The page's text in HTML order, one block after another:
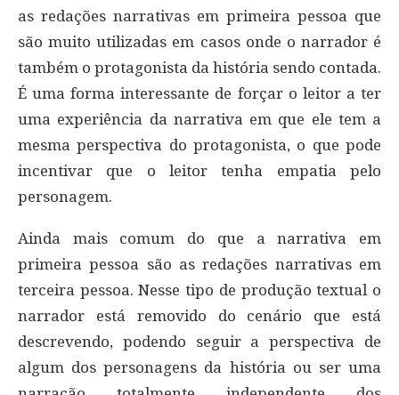
as redações narrativas em primeira pessoa que
são muito utilizadas em casos onde o narrador é
também o protagonista da história sendo contada.
É uma forma interessante de forçar o leitor a ter
uma experiência da narrativa em que ele tem a
mesma perspectiva do protagonista, o que pode
incentivar que o leitor tenha empatia pelo
personagem.
Ainda mais comum do que a narrativa em
primeira pessoa são as redações narrativas em
terceira pessoa. Nesse tipo de produção textual o
narrador está removido do cenário que está
descrevendo, podendo seguir a perspectiva de
algum dos personagens da história ou ser uma